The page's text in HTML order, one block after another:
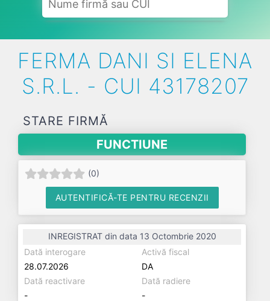
FERMA DANI SI ELENA
S.R.L. - CUI 43178207
STARE FIRMĂ
FUNCTIUNE
(0)
AUTENTIFICĂ-TE PENTRU RECENZII
INREGISTRAT din data 13 Octombrie 2020
Dată interogare
28.07.2026
Activă fiscal
DA
Dată reactivare
-
Dată radiere
-